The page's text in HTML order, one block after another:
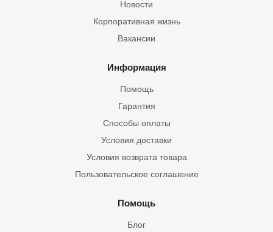
Новости
Корпоративная жизнь
Вакансии
Информация
Помощь
Гарантия
Способы оплаты
Условия доставки
Условия возврата товара
Пользовательское соглашение
Помощь
Блог